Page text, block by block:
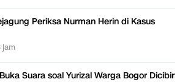
Periksa Nurman Herin di Kasus
jam
Suara soal Yurizal Warga Bogor Dicibir